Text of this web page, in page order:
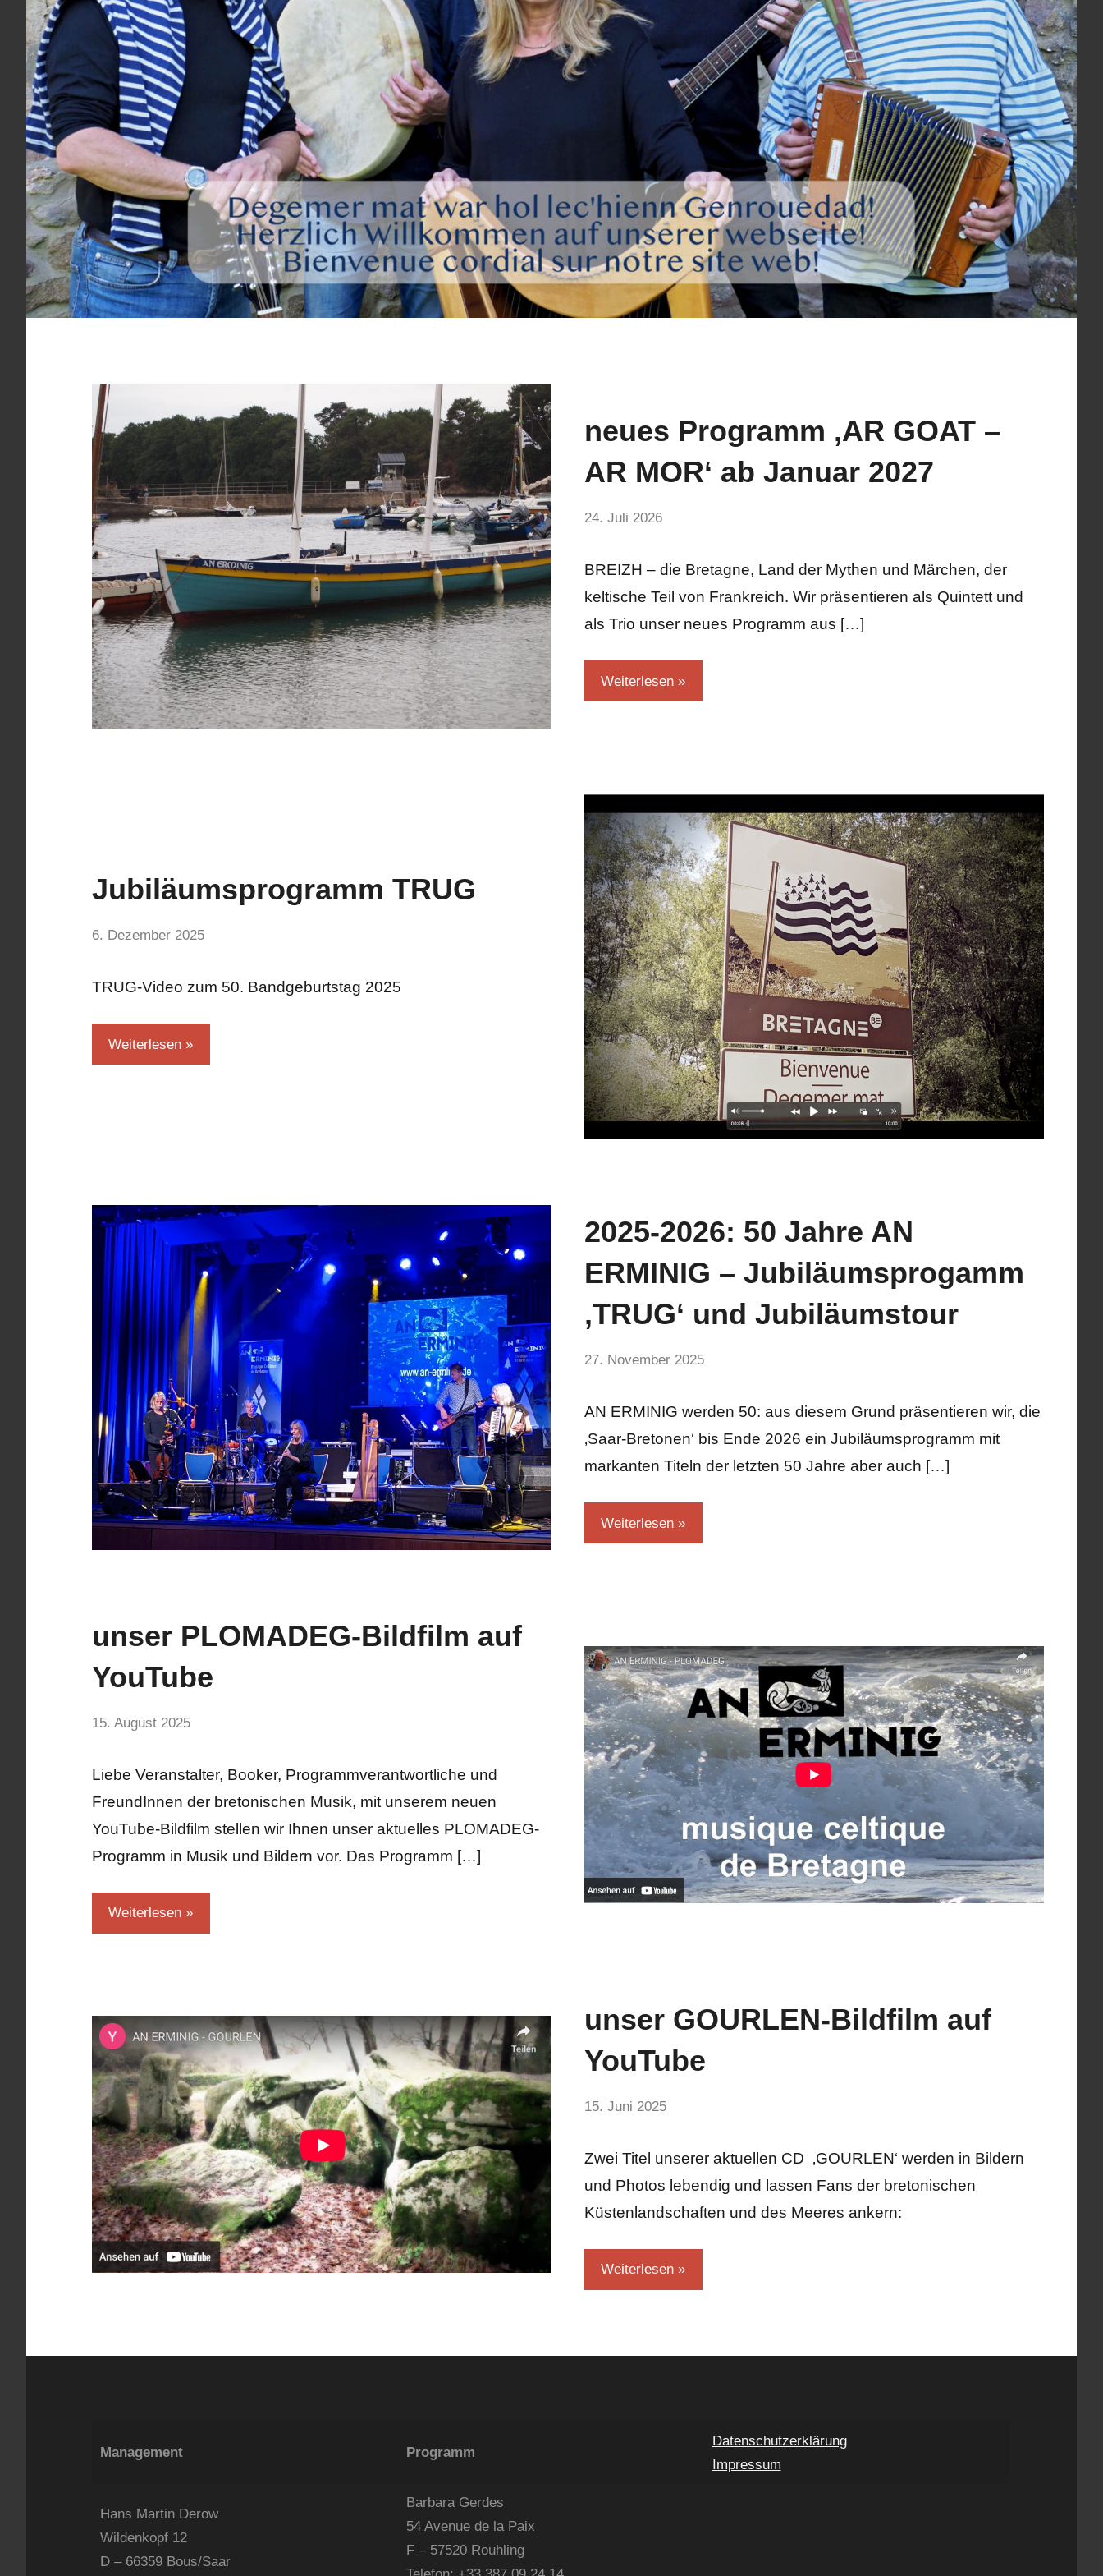
Aktuelles
neues Programm ‚AR GOAT –
AR MOR‘ ab Januar 2027
von
24. Juli 2026
BREIZH – die Bretagne, Land der Mythen und Märchen, der
keltische Teil von Frankreich. Wir präsentieren als Quintett und
als Trio unser neues Programm aus […]
Weiterlesen
Aktuelles
Jubiläumsprogramm TRUG
von
6. Dezember 2025
TRUG-Video zum 50. Bandgeburtstag 2025
Weiterlesen
Aktuelles
2025-2026: 50 Jahre AN
ERMINIG – Jubiläumsprogamm
‚TRUG‘ und Jubiläumstour
von
27. November 2025
AN ERMINIG werden 50: aus diesem Grund präsentieren wir, die
‚Saar-Bretonen‘ bis Ende 2026 ein Jubiläumsprogramm mit
markanten Titeln der letzten 50 Jahre aber auch […]
Weiterlesen
Aktuelles
unser PLOMADEG-Bildfilm auf
YouTube
von
15. August 2025
Liebe Veranstalter, Booker, Programmverantwortliche und
FreundInnen der bretonischen Musik, mit unserem neuen
YouTube-Bildfilm stellen wir Ihnen unser aktuelles PLOMADEG-
Programm in Musik und Bildern vor. Das Programm […]
Weiterlesen
Aktuelles
unser GOURLEN-Bildfilm auf
YouTube
von
15. Juni 2025
Zwei Titel unserer aktuellen CD ‚GOURLEN‘ werden in Bildern
und Photos lebendig und lassen Fans der bretonischen
Küstenlandschaften und des Meeres ankern:
Weiterlesen
Management Programm
Datenschutzerklärung
Impressum
Hans Martin Derow
Wildenkopf 12
D – 66359 Bous/Saar
Barbara Gerdes
54 Avenue de la Paix
F – 57520 Rouhling